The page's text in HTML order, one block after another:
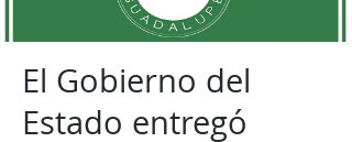
El Gobierno del
Estado entregó